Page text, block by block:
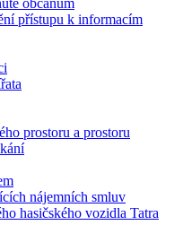
občanům
přístupu k informacím
prostoru a prostoru
nájemních smluv
hasičského vozidla Tatra